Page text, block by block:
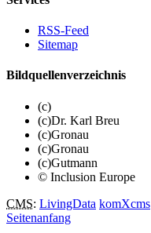
RSS-Feed
Sitemap
Bildquellenverzeichnis
(c)
(c)Dr. Karl Breu
(c)Gronau
(c)Gronau
(c)Gutmann
© Inclusion Europe
CMS: LivingData komXcms
Seitenanfang